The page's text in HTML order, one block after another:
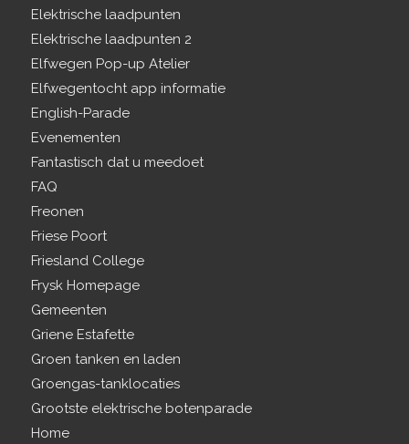
Elektrische laadpunten
Elektrische laadpunten 2
Elfwegen Pop-up Atelier
Elfwegentocht app informatie
English-Parade
Evenementen
Fantastisch dat u meedoet
FAQ
Freonen
Friese Poort
Friesland College
Frysk Homepage
Gemeenten
Griene Estafette
Groen tanken en laden
Groengas-tanklocaties
Grootste elektrische botenparade
Home